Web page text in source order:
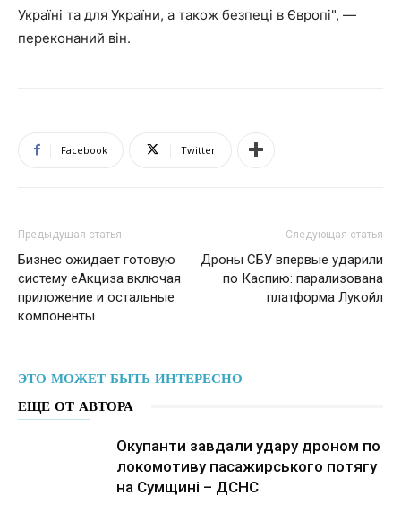
Україні та для України, а також безпеці в Європі", —
переконаний він.
Facebook Twitter
Предыдущая статья
Бизнес ожидает готовую
систему еАкциза включая
приложение и остальные
компоненты
Следующая статья
Дроны СБУ впервые ударили
по Каспию: парализована
платформа Лукойл
ЭТО МОЖЕТ БЫТЬ ИНТЕРЕСНО
ЕЩЕ ОТ АВТОРА
Окупанти завдали удару дроном по
локомотиву пасажирського потягу
на Сумщині – ДСНС